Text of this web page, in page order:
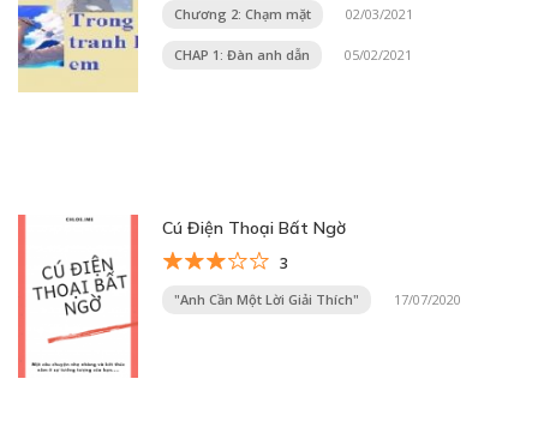
Chương 2: Chạm mặt 02/03/2021
CHAP 1: Đàn anh dẫn 05/02/2021
Cú Điện Thoại Bất Ngờ
3
"Anh Cần Một Lời Giải Thích" 17/07/2020